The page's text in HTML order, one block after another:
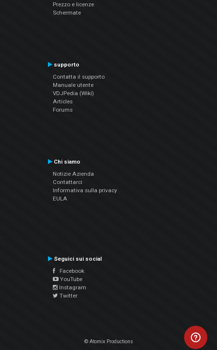
Prezzo e licenze
Schermate
supporto
Contatta il supporto
Manuale utente
VDJPedia (Wiki)
Articles
Forums
Chi siamo
Notizie Azienda
Contattarci
Informativa sulla privacy
EULA
Seguici sui social
Facebook
YouTube
Instagram
Twitter
© Atomix Productions